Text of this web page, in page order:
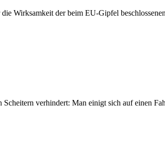
Wirksamkeit der beim EU-Gipfel
verhindert: Man einigt sich auf einen